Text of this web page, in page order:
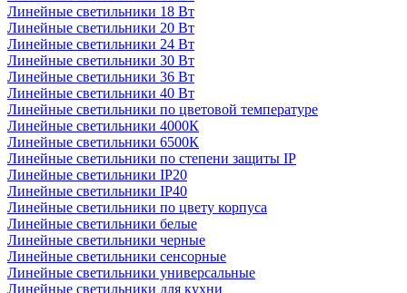
Линейные светильники 18 Вт
Линейные светильники 20 Вт
Линейные светильники 24 Вт
Линейные светильники 30 Вт
Линейные светильники 36 Вт
Линейные светильники 40 Вт
Линейные светильники по цветовой температуре
Линейные светильники 4000К
Линейные светильники 6500К
Линейные светильники по степени защиты IP
Линейные светильники IP20
Линейные светильники IP40
Линейные светильники по цвету корпуса
Линейные светильники белые
Линейные светильники черные
Линейные светильники сенсорные
Линейные светильники универсальные
Линейные светильники для кухни